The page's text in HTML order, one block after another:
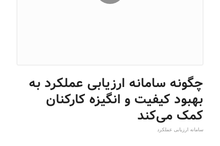
چگونه سامانه ارزیابی عملکرد به
بهبود کیفیت و انگیزه کارکنان
کمک می‌کند
سامانه ارزیابی عملکرد